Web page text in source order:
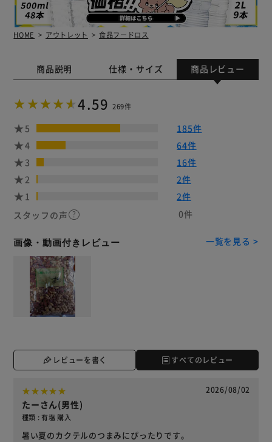
HOME アウトレット 食品フードロス
商品説明 仕様・サイズ 商品レビュー
4.59 269件
5
185件
4
64件
3
16件
2
2件
1
2件
スタッフの声
0件
画像・動画付きレビュー 一覧を見る >
レビューを書く すべてのレビュー
2026/08/02
たーさん(男性)
種類 : 有塩 購入
暑い夏のカクテルのつまみにぴったりです。